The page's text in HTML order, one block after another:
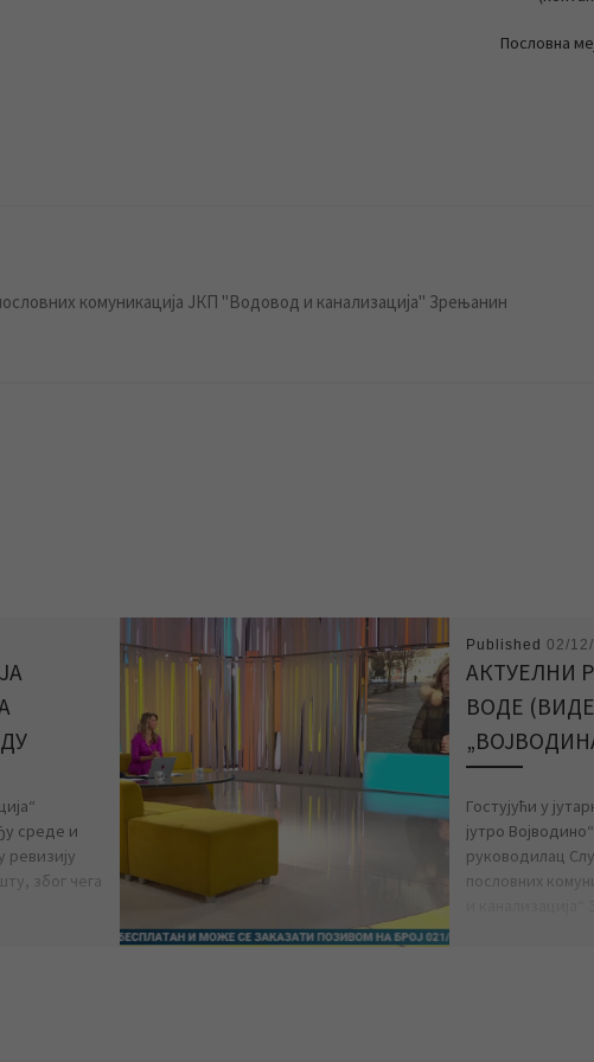
комуникација ЈКП "Водовод и канализација" Зрењанин
среде и
ревизију
због чега
Published 02/
АКТУЕЛНИ
ВОДЕ
Гостујући у
јутро
руководилац
пословних
Пословна